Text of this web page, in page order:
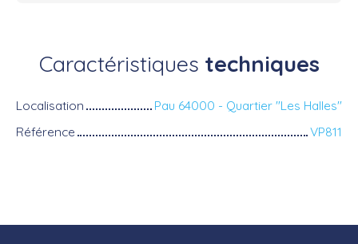
Caractéristiques techniques
Localisation
Pau 64000 - Quartier "Les Halles"
Référence
VP811